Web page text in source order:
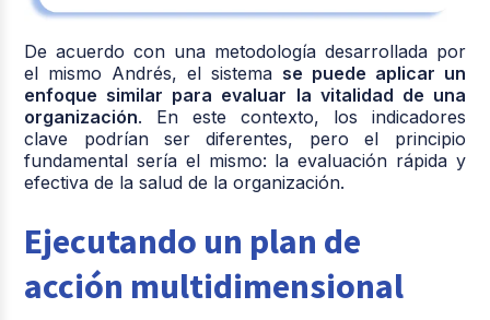
De acuerdo con una metodología desarrollada por
el mismo Andrés, el sistema se puede aplicar un
enfoque similar para evaluar la vitalidad de una
organización. En este contexto, los indicadores
clave podrían ser diferentes, pero el principio
fundamental sería el mismo: la evaluación rápida y
efectiva de la salud de la organización.
Ejecutando un plan de
acción multidimensional